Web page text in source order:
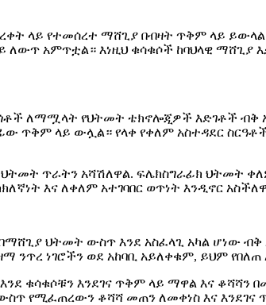
ላይ የተመሰረተ ማሸጊያ በብዛት ጥቅም ላይ
ለውጥ አምጥቷል። እነዚህ ቁሳቁሶች ከባህላዊ ማሸጊያ
ለማሟላት የህትመት ቴክኖሎጂዎች እድገቶች
ጥቅም ላይ ውሏል። የላቀ የቀለም አስተዳደር
ጥራትን አሻሽለዋል. ፍሌክስግራፊክ ህትመት
እና ለቀለም አተገባበር ወጥነት እንዲኖር
ህትመት ውስጥ እንደ አስፈላጊ አካል ሆነው
ነገሮችን ወደ አከባቢ አይለቀቁም, ይህም
እንደገና ጥቅም ላይ ማዋል እና ቆሻሻን
የሚፈጠረውን ቆሻሻ መጠን ለመቀነስ እና